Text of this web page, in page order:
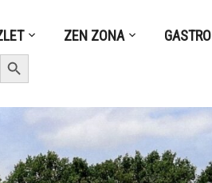
ZEN ZONA GASTRO
Search Button